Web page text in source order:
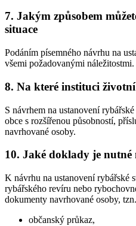
7. Jakým způsobem
situace
Podáním písemného návrhu na
všemi požadovanými náležitostmi.
8. Na které instituci
S návrhem na ustanovení
obce s rozšířenou působností,
navrhované osoby.
10. Jaké doklady je nutné
K návrhu na ustanovení rybářské
rybářského revíru nebo
dokumenty navrhované osoby,
občanský průkaz,